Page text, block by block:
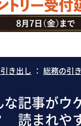
き出し ： 総務の引
な記事がウ
読まれや